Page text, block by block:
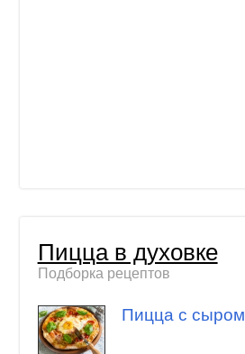
Пицца в духовке
Подборка рецептов
Пицца с